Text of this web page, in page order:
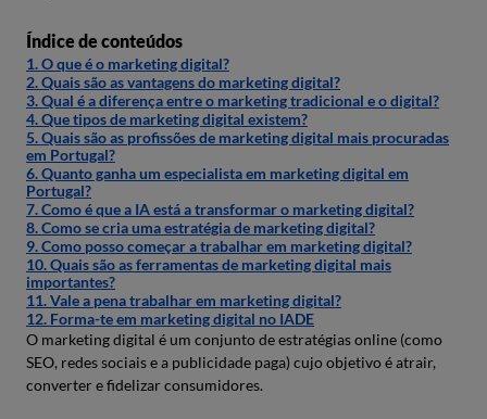
Índice de conteúdos
1. O que é o marketing digital?
2. Quais são as vantagens do marketing digital?
3. Qual é a diferença entre o marketing tradicional e o digital?
4. Que tipos de marketing digital existem?
5. Quais são as profissões de marketing digital mais procuradas
em Portugal?
6. Quanto ganha um especialista em marketing digital em
Portugal?
7. Como é que a IA está a transformar o marketing digital?
8. Como se cria uma estratégia de marketing digital?
9. Como posso começar a trabalhar em marketing digital?
10. Quais são as ferramentas de marketing digital mais
importantes?
11. Vale a pena trabalhar em marketing digital?
12. Forma-te em marketing digital no IADE
O marketing digital é um conjunto de estratégias online (como
SEO, redes sociais e a publicidade paga) cujo objetivo é atrair,
converter e fidelizar consumidores.